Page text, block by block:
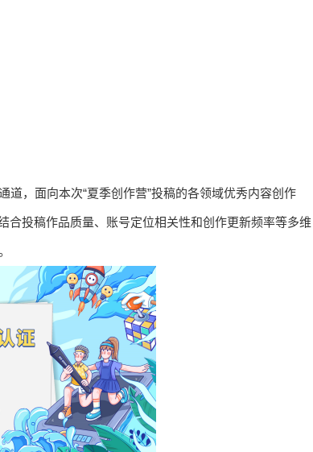
，面向本次“夏季创作营”投稿的各领域优秀内容创作
投稿作品质量、账号定位相关性和创作更新频率等多维